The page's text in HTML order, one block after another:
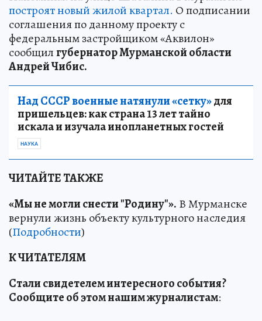
построят новый жилой квартал. О подписании
соглашения по данному проекту с
федеральным застройщиком «Аквилон»
сообщилгубернатор Мурманской области
Андрей Чибис.
Над СССР военные натянули «сетку»для
пришельцев: как страна 13 лет тайно
искала и изучала инопланетных гостей
НАУКА
ЧИТАЙТЕ ТАКЖЕ
«Мы не могли снести "Родину"». В Мурманске
вернули жизнь объекту культурного наследия
(Подробности)
К ЧИТАТЕЛЯМ
Стали свидетелем интересного события?
Сообщите об этом нашим журналистам: